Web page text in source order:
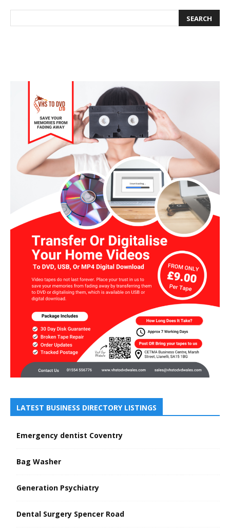
LATEST BUSINESS DIRECTORY LISTINGS
Emergency dentist Coventry
Bag Washer
Generation Psychiatry
Dental Surgery Spencer Road